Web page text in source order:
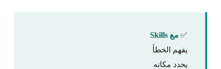
✅ مع Skills
يفهم الخطأ
يحدد مكانه